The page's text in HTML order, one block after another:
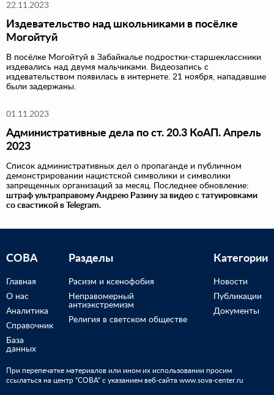
22.11.2023
Издевательство над школьниками в посёлке
Могойтуй
В посёлке Могойтуй в Забайкалье подростки-старшеклассники
издевались над двумя мальчиками. Видеозапись с
издевательством появилась в интернете. 21 ноября, нападавшие
были задержаны.
01.11.2023
Административные дела по ст. 20.3 КоАП. Апрель
2023
Список административных дел о пропаганде и публичном
демонстрировании нацистской символики и символики
запрещенных организаций за месяц. Последнее обновление:
штраф ультраправому Андрею Разину за видео с татуировками
со свастикой в Telegram.
СОВА
Главная
О нас
Аналитика
Справочник
База
данных
Разделы
Расизм и ксенофобия
Неправомерный
антиэкстремизм
Религия в светском обществе
Категории
Новости
Публикации
Документы
При перепечатке материалов или ином их использовании просим
ссылаться на центр “СОВА” с указанием веб-сайта www.sova-center.ru